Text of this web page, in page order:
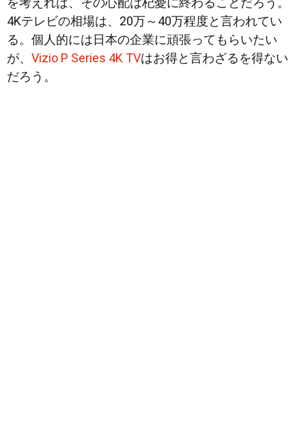
4Kテレビの相場は、20万～40万程度と言われてい
る。個人的には日本の企業に頑張ってもらいたい
が、 Vizio P Series 4K TVはお得と言わざるを得ない
だろう。